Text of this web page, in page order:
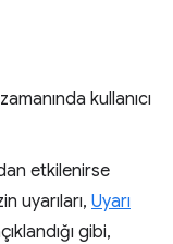
kullanıcı
etkilenirse
uyarıları, Uyarı
gibi,